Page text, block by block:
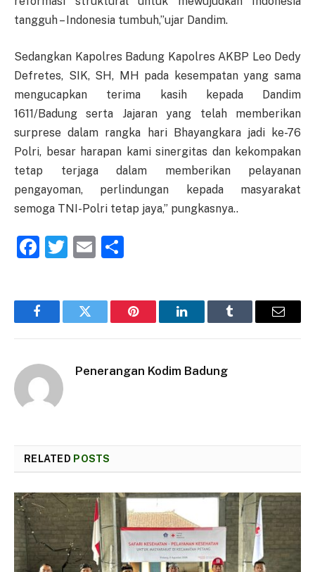
tangguh – Indonesia tumbuh,”ujar Dandim.
Sedangkan Kapolres Badung Kapolres AKBP Leo Dedy
Defretes, SIK, SH, MH pada kesempatan yang sama
mengucapkan terima kasih kepada Dandim
1611/Badung serta Jajaran yang telah memberikan
surprese dalam rangka hari Bhayangkara jadi ke-76
Polri, besar harapan kami sinergitas dan kekompakan
tetap terjaga dalam memberikan pelayanan
pengayoman, perlindungan kepada masyarakat
semoga TNI-Polri tetap jaya,” pungkasnya..
Facebook
Twitter
Email
FacebookTwitter Pinterest LinkedInTumblr Email
Penerangan Kodim Badung
RELATED POSTS